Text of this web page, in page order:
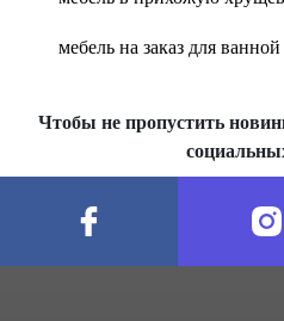
мебель на заказ для
Чтобы не пропустить